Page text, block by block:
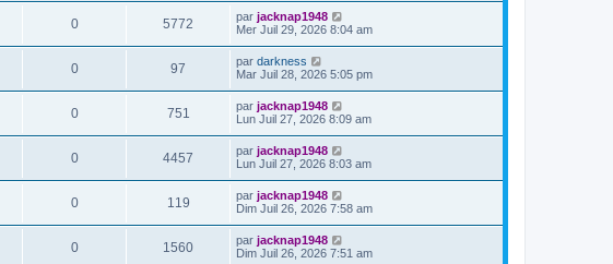
0 5772 par jacknap1948
Mer Juil 29, 2026 8:04 am
0 97 par darkness
Mar Juil 28, 2026 5:05 pm
0 751 par jacknap1948
Lun Juil 27, 2026 8:09 am
0 4457 par jacknap1948
Lun Juil 27, 2026 8:03 am
0 119 par jacknap1948
Dim Juil 26, 2026 7:58 am
0 1560 par jacknap1948
Dim Juil 26, 2026 7:51 am